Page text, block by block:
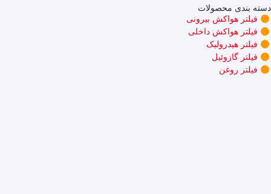
دسته بندی محصولات
فیلتر هواکش بیرونی
فیلتر هواکش داخلی
فیلتر هیدرولیک
فیلتر گازوئیل
فیلتر روغن